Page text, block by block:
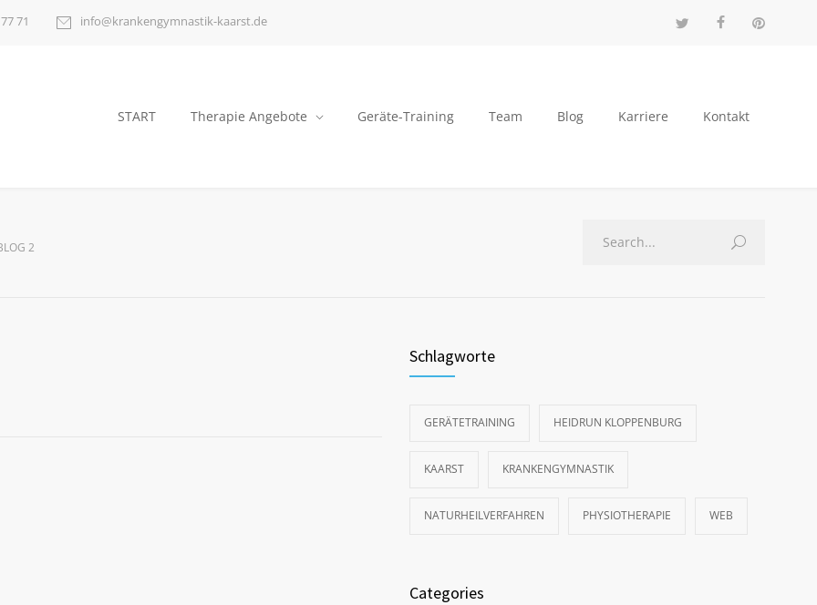
71 info@krankengymnastik-kaarst.de
START Therapie Angebote Geräte-Training Team Blog Karriere Kontakt
2
Schlagworte
GERÄTETRAINING HEIDRUN KLOPPENBURG
KAARST KRANKENGYMNASTIK
NATURHEILVERFAHREN PHYSIOTHERAPIE WEB
Categories